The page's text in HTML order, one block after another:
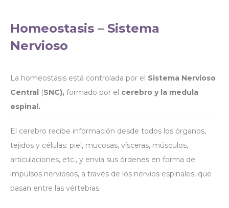
Homeostasis – Sistema
Nervioso
La homeostasis está controlada por el Sistema Nervioso
Central (SNC), formado por el cerebro y la medula
espinal.
El cerebro recibe información desde todos los órganos,
tejidos y células: piel, mucosas, vísceras, músculos,
articulaciones, etc., y envía sus órdenes en forma de
impulsos nerviosos, a través de los nervios espinales, que
pasan entre las vértebras.